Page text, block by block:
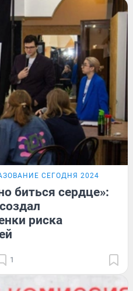
СЕГОДНЯ 2024
биться сердце»:
риска
1